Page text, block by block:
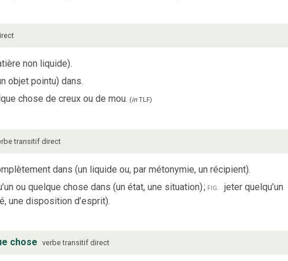
non liquide).
objet pointu) dans.
chose de creux ou de mou. (inTLF)
transitif direct
dans (un liquide ou, par métonymie, un récipient).
ou quelque chose dans (un état, une situation); fig. jeter quelqu’un
une disposition d’esprit).
chose verbe transitif direct